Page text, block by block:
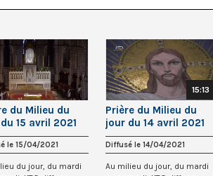
du Milieu du
15 avril 2021
du
Coeur de
le 15/04/2021
du jour, du mardi
15:13
Prière du Milieu du
jour du 14 avril 2021
des Bénédictines du
Sacré-Coeur de
Montmartre
Diffusé le 14/04/2021
Au milieu du jour, du mardi